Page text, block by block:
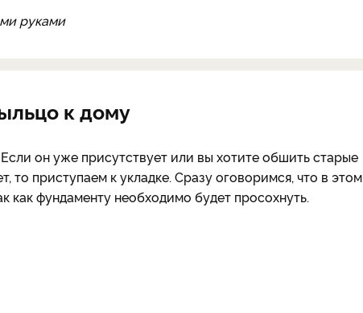
руками
к дому
он уже присутствует или вы хотите обшить старые
то приступаем к укладке. Сразу оговоримся, что в этом
как фундаменту необходимо будет просохнуть.